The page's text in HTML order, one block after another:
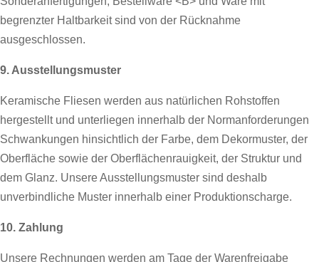
begrenzter Haltbarkeit sind von der Rücknahme
ausgeschlossen.
9. Ausstellungsmuster
Keramische Fliesen werden aus natürlichen Rohstoffen
hergestellt und unterliegen innerhalb der Normanforderungen
Schwankungen hinsichtlich der Farbe, dem Dekormuster, der
Oberfläche sowie der Oberflächenrauigkeit, der Struktur und
dem Glanz. Unsere Ausstellungsmuster sind deshalb
unverbindliche Muster innerhalb einer Produktionscharge.
10. Zahlung
Unsere Rechnungen werden am Tage der Warenfreigabe